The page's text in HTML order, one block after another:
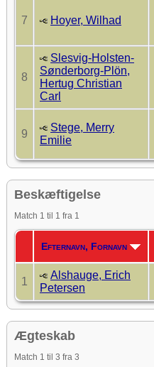
7 Hoyer, Wilhad
8
Slesvig-Holsten-
Sønderborg-Plön,
Hertug Christian
Carl
9
Stege, Merry
Emilie
Beskæftigelse
Match 1 til 1 fra 1
Efternavn, Fornavn
1
Alshauge, Erich
Petersen
Ægteskab
Match 1 til 3 fra 3